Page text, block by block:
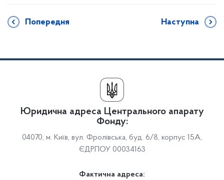
Попередня Наступна
Юридична адреса Центрального апарату
Фонду:
04070, м. Київ, вул. Фролівська, буд. 6/8, корпус 15А,
ЄДРПОУ 00034163
Фактична адреса: